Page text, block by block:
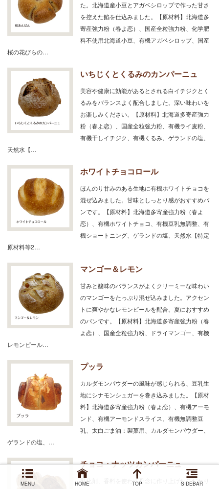
た。北海道産小豆とアガベシロップで作った甘さ
を控えた餡を仕込みました。【原材料】北海道多
寄産強力粉（春よ恋）、国産全粒強力粉、化学肥
料不使用北海道小豆、有機アガベシロップ、国産
桜の花びらの…
いちじくとくるみのカンパーニュ
美容や健康に効能があるとされる白イチジクとく
るみをバランスよく配合しました。深い味わいを
お楽しみください。【原材料】北海道多寄産強力
粉（春よ恋）、国産全粒強力粉、有機ライ麦粉、
有機干しイチジク、有機くるみ、ゲランドの塩、
天然水【…
ホワイトチョコロール
ほんのり甘みのある生地に有機ホワイトチョコを
混ぜ込みました。甘味としっとり感がおすすめパ
ンです。【原材料】北海道多寄産強力粉（春よ
恋）、有機ホワイトチョコ、有機豆乳無調整、有
機ショートニング、ゲランドの塩、天然水【特定
原材料等2…
マンゴー＆レモン
甘みと酸味のバランスがよくクリーミーな味わい
のマンゴーをたっぷり混ぜ込みました。アクセン
トに爽やかなレモンピールを配合。夏におすすめ
のパンです。【原材料】北海道多寄産強力粉（春
よ恋）、国産全粒強力粉、ドライマンゴー、有機
レモンピール…
プッラ
カルダモンパウダーの風味が感じられる、豆乳生
地にシナモンシュガーを巻き込みました。【原材
料】北海道多寄産強力粉（春よ恋）、有機アーモ
ンド、有機アーモンドスライス、有機無調整豆
乳、太白ごま油：製菓用、カルダモンパウダー、
ゲランドの塩、…
チョコ・ナッツカンパーニュ
乳化剤、香料を使わず丹念に作り上げたこだわり
MENU HOME TOP SIDEBAR